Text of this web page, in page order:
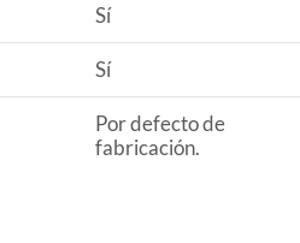
Sí
Sí
Por defecto de
fabricación.